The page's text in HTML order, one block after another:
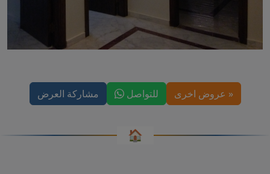
« عروض اخرى للتواصل مشاركة العرض
🏠